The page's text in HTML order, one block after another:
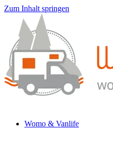
Zum Inhalt springen
Womo & Vanlife